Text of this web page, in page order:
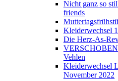
Nicht ganz so
friends
Kleiderwechsel
Die Herz-As-
Vehlen
Kleiderwechsel
November 2022